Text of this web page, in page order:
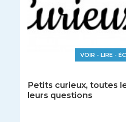
VOIR - LIRE -
Petits curieux, toutes
leurs questions